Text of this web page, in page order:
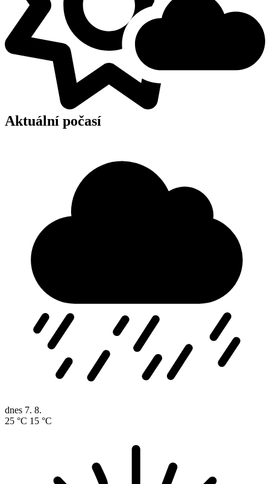
Aktuální počasí
dnes 7. 8.
25 °C 15 °C